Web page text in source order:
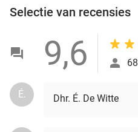
Selectie van recensies
9,6 68
É. Dhr. É. De Witte